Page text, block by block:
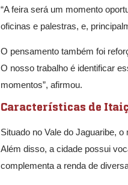
“A feira será um momento
oficinas e palestras, e,
O pensamento também foi
O nosso trabalho é identificar
momentos”, afirmou.
Características de
Situado no Vale do Jaguaribe,
Além disso, a cidade possui
complementa a renda de